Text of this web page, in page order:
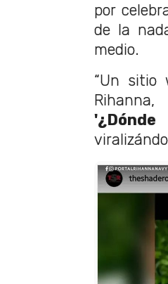
por
de la
medio.
“Un sitio